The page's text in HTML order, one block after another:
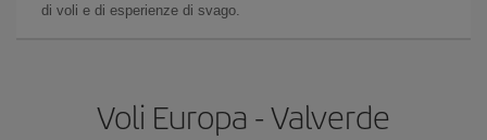
di voli e di esperienze di svago.
Voli Europa - Valverde